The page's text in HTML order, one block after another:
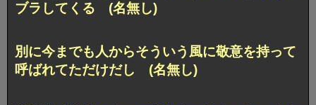
ブラしてくる (名無し)
別に今までも人からそういう風に敬意を持って
呼ばれてただけだし (名無し)